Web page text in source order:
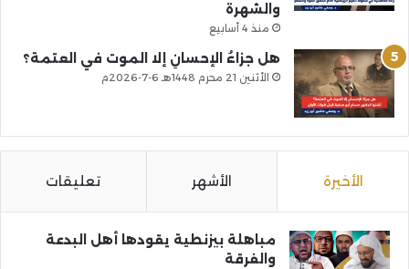
والشهرة
منذ 4 أسابيع
هل جزاءُ الإحسانِ إلا الموت في العتمة؟
الأثنين 21 محرم 1448هـ 6-7-2026م
الأخيرة الأشهر تعليقات
مباهلة بيزنطية يقودها أهل البدعة
والفرقة